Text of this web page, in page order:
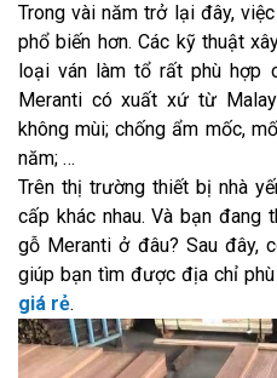
Trong vài năm trở lại đây,
phổ biến hơn. Các kỹ thuật
loại ván làm tổ rất phù hợp
Meranti có xuất xứ từ
không mùi; chống ẩm mốc,
năm; …
Trên thị trường thiết bị nhà
cấp khác nhau. Và bạn đang
gỗ Meranti ở đâu? Sau đây,
giúp bạn tìm được địa chỉ
giá rẻ.